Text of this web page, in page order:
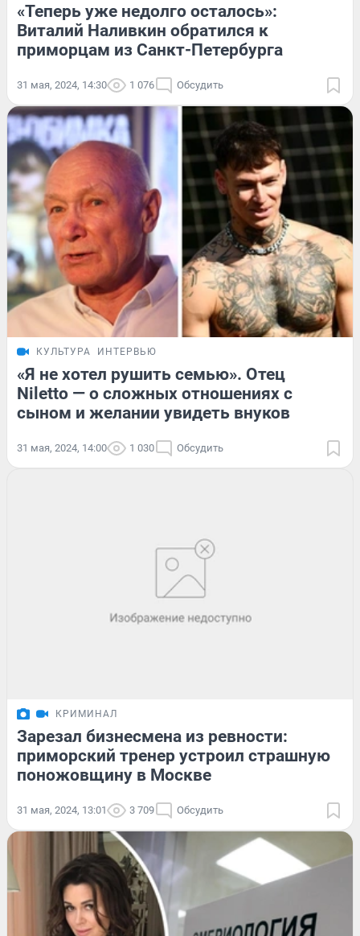
«Теперь уже недолго осталось»:
Виталий Наливкин обратился к
приморцам из Санкт-Петербурга
31 мая, 2024, 14:30 1 076 Обсудить
КУЛЬТУРА ИНТЕРВЬЮ
«Я не хотел рушить семью». Отец
Niletto — о сложных отношениях с
сыном и желании увидеть внуков
31 мая, 2024, 14:00 1 030 Обсудить
КРИМИНАЛ
Зарезал бизнесмена из ревности:
приморский тренер устроил страшную
поножовщину в Москве
31 мая, 2024, 13:01 3 709 Обсудить